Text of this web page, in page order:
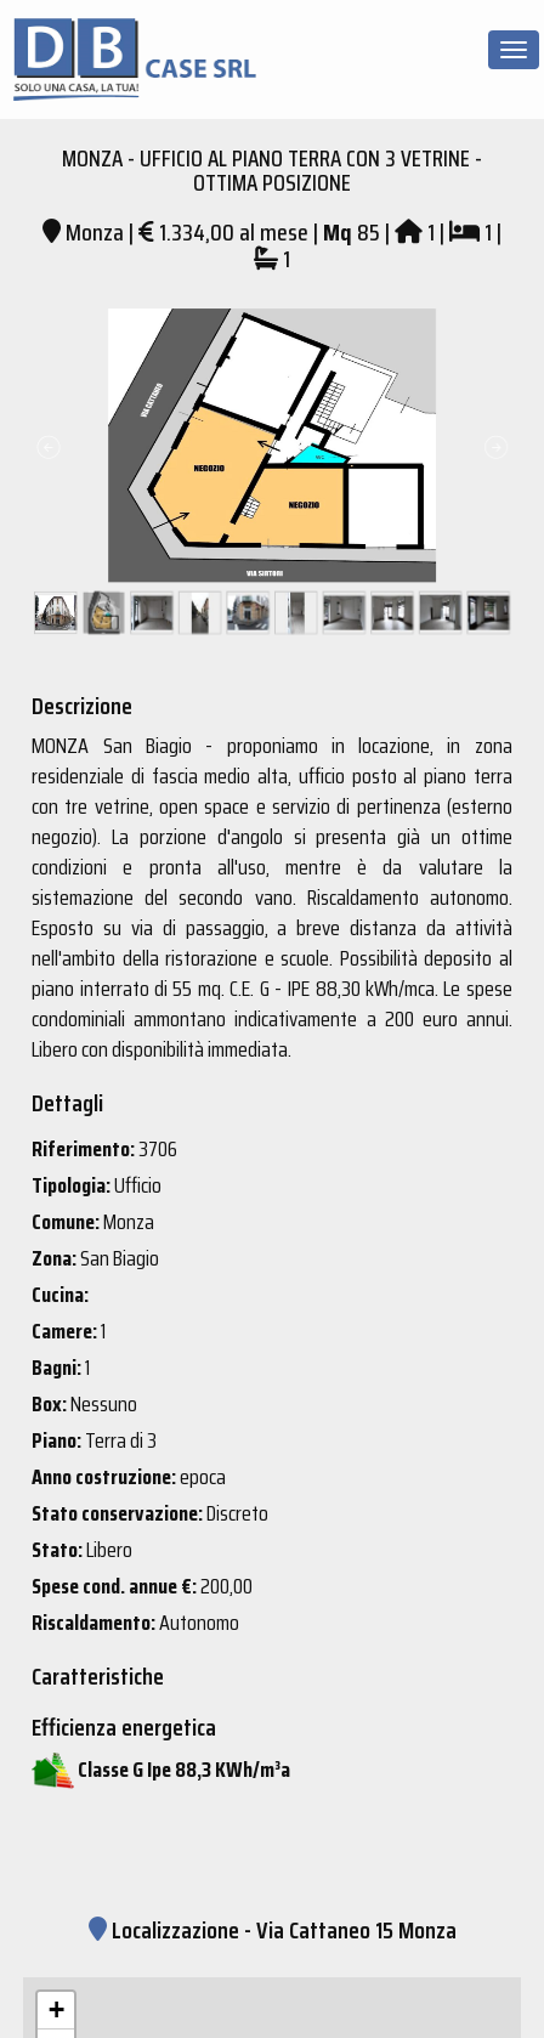
MONZA - UFFICIO AL PIANO TERRA CON 3 VETRINE -
OTTIMA POSIZIONE
Monza | 1.334,00 al mese |Mq85 | 1 | 1 |
1
Descrizione
MONZA San Biagio - proponiamo in locazione, in zona
residenziale di fascia medio alta, ufficio posto al piano terra
con tre vetrine, open space e servizio di pertinenza (esterno
negozio). La porzione d'angolo si presenta già un ottime
condizioni e pronta all'uso, mentre è da valutare la
sistemazione del secondo vano. Riscaldamento autonomo.
Esposto su via di passaggio, a breve distanza da attività
nell'ambito della ristorazione e scuole. Possibilità deposito al
piano interrato di 55 mq. C.E. G - IPE 88,30 kWh/mca. Le spese
condominiali ammontano indicativamente a 200 euro annui.
Libero con disponibilità immediata.
Dettagli
Riferimento:3706
Tipologia:Ufficio
Comune:Monza
Zona:San Biagio
Cucina:
Camere:1
Bagni:1
Box:Nessuno
Piano:Terra di 3
Anno costruzione:epoca
Stato conservazione:Discreto
Stato:Libero
Spese cond. annue €:200,00
Riscaldamento:Autonomo
Caratteristiche
Efficienza energetica
Classe G Ipe 88,3 KWh/m³a
Localizzazione - Via Cattaneo 15 Monza